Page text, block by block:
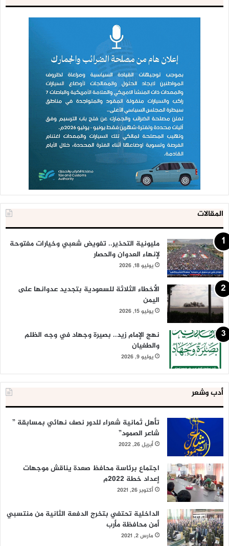
المقالات
مليونية التحذير.. تفويض شعبي وخيارات مفتوحة
لإنهاء العدوان والحصار
يوليو 18, 2026
الأخطاء الثلاثة للسعودية بتجديد عدوانها على
اليمن
يوليو 15, 2026
نهج الإمام زيد.. بصيرة وجهاد في وجه الظلم
والطغيان
يوليو 9, 2026
أدب وشعر
تأهل ثمانية شعراء للدور نصف نهائي بمسابقة ”
شاعر الصمود”
أبريل 26, 2022
اجتماع برئاسة محافظ صعدة يناقش موجهات
إعداد خطة 2022م
أكتوبر 26, 2021
الداخلية تحتفي بتخرج الدفعة الثانية من منتسبي
أمن محافظة مأرب
مارس 2, 2021